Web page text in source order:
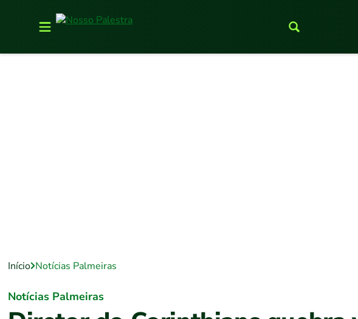
Início Notícias Palmeiras
Notícias Palmeiras